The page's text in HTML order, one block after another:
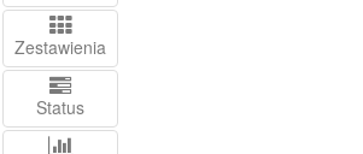
Zestawienia
Status